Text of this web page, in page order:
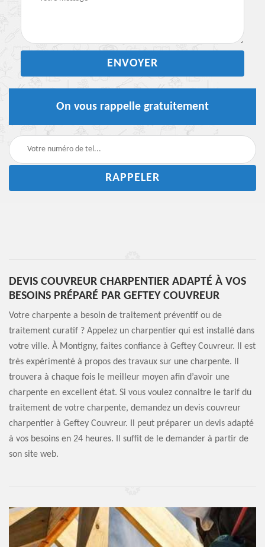
On vous rappelle gratuitement
DEVIS COUVREUR CHARPENTIER ADAPTÉ À VOS
BESOINS PRÉPARÉ PAR GEFTEY COUVREUR
Votre charpente a besoin de traitement préventif ou de
traitement curatif ? Appelez un charpentier qui est installé dans
votre ville. À Montigny, faites confiance à Geftey Couvreur. Il est
très expérimenté à propos des travaux sur une charpente. Il
trouvera à chaque fois le meilleur moyen afin d’avoir une
charpente en excellent état. Si vous voulez connaitre le tarif du
traitement de votre charpente, demandez un devis couvreur
charpentier à Geftey Couvreur. Il peut préparer un devis adapté
à vos besoins en 24 heures. Il suffit de le demander à partir de
son site web.